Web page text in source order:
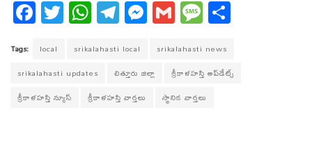
Fa
ce
bo
ok
T
wi
tt
er
W
ha
ts
A
pp
T
el
eg
ra
m
M
es
se
ng
er
G
m
ail
M
es
sa
ge
Tags: local srikalahasti local
srikalahasti news
srikalahasti updates
చిత్తూరు జిల్లా
శ్రీకాళహస్తి అప్‌డేట్స్
శ్రీకాళహస్తి న్యూస్
శ్రీకాళహస్తి వార్తలు స్థానిక వార్తలు